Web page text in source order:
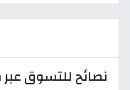
نصائح للتسوق